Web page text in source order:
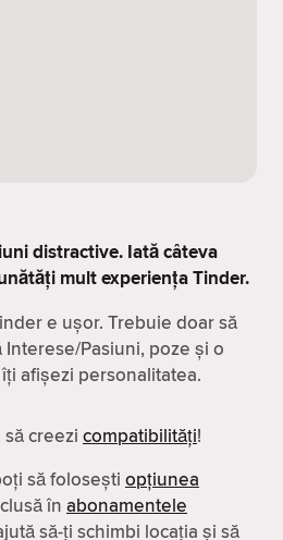
distractive. Iată câteva
mult experiența Tinder.
e ușor. Trebuie doar să
Interese/Pasiuni, poze și o
afișezi personalitatea.
creezi compatibilităţi!
să folosești opțiunea
în abonamentele
să-ți schimbi locația și să